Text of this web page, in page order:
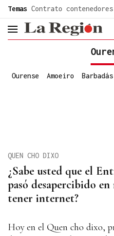
Temas Contrato contenedores
header.menu.open
Ourense Amoeiro Barbadás
¿Sabe usted que el
pasó desapercibido en
tener internet?
QUEN CHO DIXO
Hoy en el Quen cho dixo,